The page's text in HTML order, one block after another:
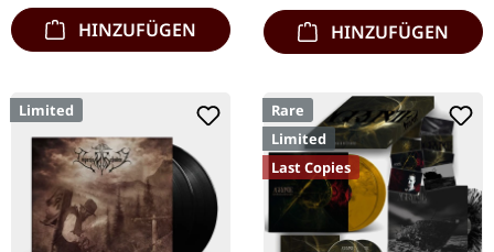
HINZUFÜGEN HINZUFÜGEN
Limited
Rare
Limited
Last Copies